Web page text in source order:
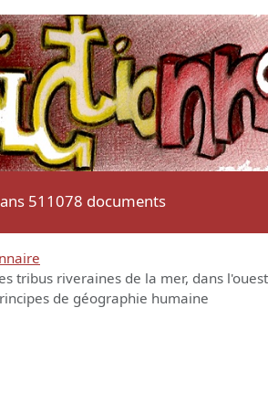
511078 documents
tribus riveraines de la mer, dans
de géographie humaine